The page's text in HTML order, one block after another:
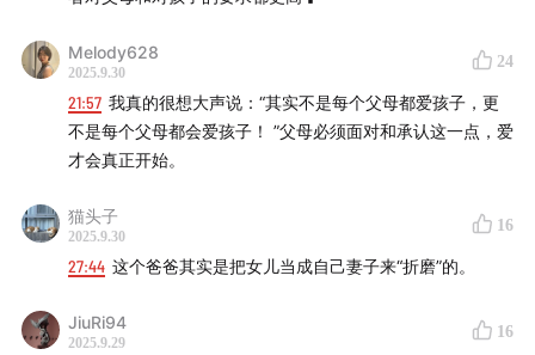
Melody628
2025.9.30
24
21:57 我真的很想大声说：“其实不是每个父母都爱孩子，更
不是每个父母都会爱孩子！ ”父母必须面对和承认这一点，爱
才会真正开始。
猫头子
2025.9.30
16
27:44 这个爸爸其实是把女儿当成自己妻子来“折磨”的。
JiuRi94
2025.9.29
16